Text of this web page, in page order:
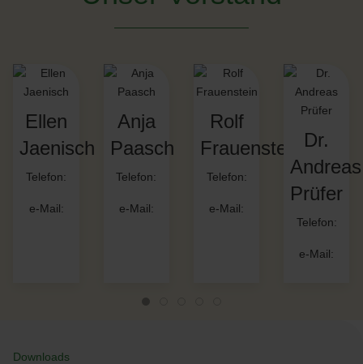
Ellen
Jaenisch
Telefon:
e-Mail:
Anja
Paasch
Telefon:
e-Mail:
Rolf
Frauenstein
Telefon:
e-Mail:
Dr.
Andreas
Prüfer
Telefon:
e-Mail:
Downloads